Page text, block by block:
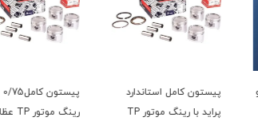
پیستون کامل استاندارد
پراید با رینگ موتور TP
پیستون کامل0/75 پراید با
رینگ موتور TP عظام(با